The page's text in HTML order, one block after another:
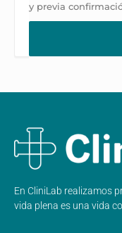
y previa
En CliniLab realizamos
vida plena es una vida